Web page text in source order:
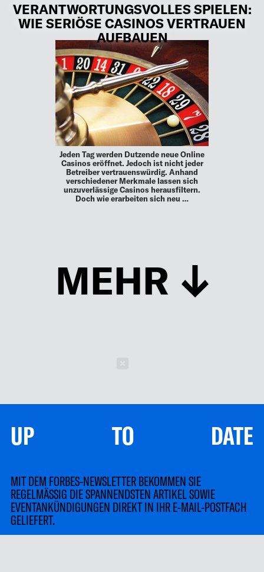
VERANTWORTUNGSVOLLES SPIELEN:
WIE SERIÖSE CASINOS VERTRAUEN
AUFBAUEN
Jeden Tag werden Dutzende neue Online
Casinos eröffnet. Jedoch ist nicht jeder
Betreiber vertrauenswürdig. Anhand
verschiedener Merkmale lassen sich
unzuverlässige Casinos herausfiltern.
Doch wie erarbeiten sich neu …
MEHR
UP TO DATE
MIT DEM FORBES-NEWSLETTER BEKOMMEN SIE
REGELMÄSSIG DIE SPANNENDSTEN ARTIKEL SOWIE
EVENTANKÜNDIGUNGEN DIREKT IN IHR E-MAIL-POSTFACH
GELIEFERT.